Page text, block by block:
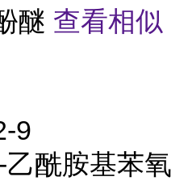
醚 查看相似
9
酰胺基苯氧